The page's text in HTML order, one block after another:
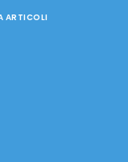
ARTICOLI